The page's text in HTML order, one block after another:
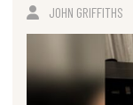
JOHN GRIFFITHS